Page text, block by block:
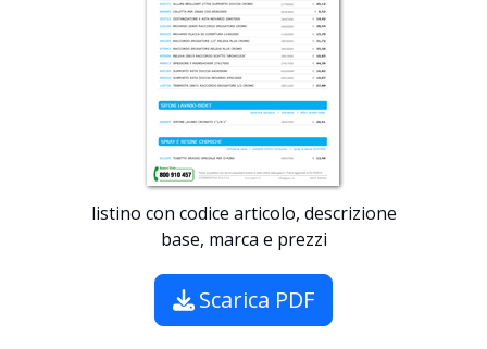
listino con codice articolo, descrizione
base, marca e prezzi
Scarica PDF